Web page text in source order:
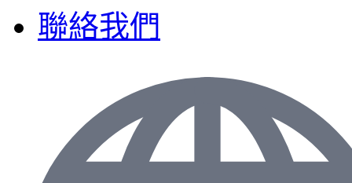
聯絡我們